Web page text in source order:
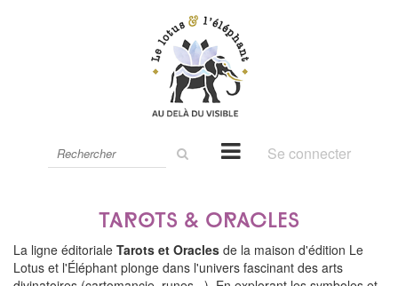
le
Se connecter
Tarots & Oracles
La ligne éditoriale Tarots et Oracles de la maison d'édition Le
Lotus et l'Éléphant plonge dans l'univers fascinant des arts